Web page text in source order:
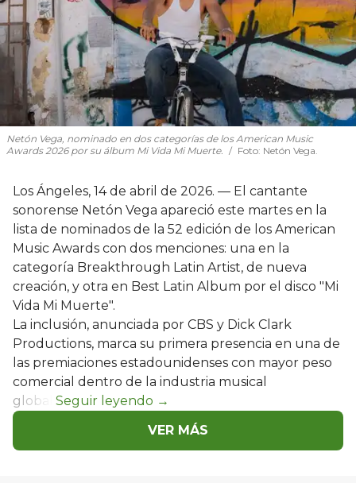
Netón Vega, nominado en dos categorías de los American Music
Awards 2026 por su álbum Mi Vida Mi Muerte.
Foto: Netón Vega.
Los Ángeles, 14 de abril de 2026. — El cantante
sonorense Netón Vega apareció este martes en la
lista de nominados de la 52 edición de los American
Music Awards con dos menciones: una en la
categoría Breakthrough Latin Artist, de nueva
creación, y otra en Best Latin Album por el disco "Mi
Vida Mi Muerte".
La inclusión, anunciada por CBS y Dick Clark
Productions, marca su primera presencia en una de
las premiaciones estadounidenses con mayor peso
comercial dentro de la industria musical
global.
VER MÁS